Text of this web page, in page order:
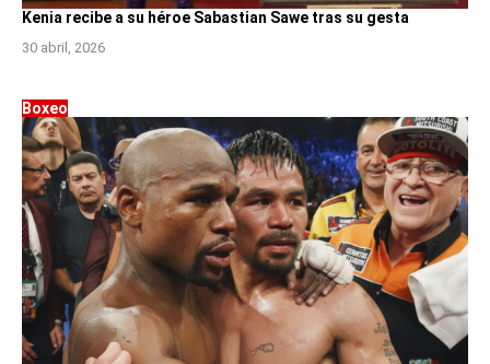
Kenia recibe a su héroe Sabastian Sawe tras su gesta
30 abril, 2026
Boxeo